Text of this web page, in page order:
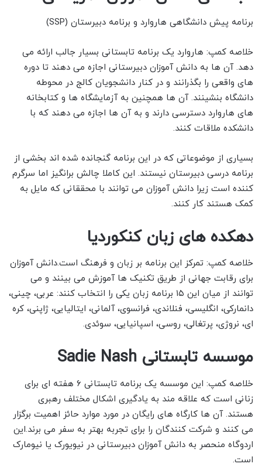
برنامه پیش دانشگاهی هاروارد و برنامه دبیرستان (SSP)
خلاصه کمپ: هاروارد یک برنامه تابستانی بسیار جالب ارائه می
دهد. آن ها به دانش آموزان دبیرستانی اجازه می دهند تا دوره
های واقعی را بگذرانند و در کنار دانشجویان کالج در محوطه
دانشگاه بنشینند. آن ها همچنین به آزمایشگاه ها و کتابخانه
های هاروارد دسترسی دارند و به آن ها اجازه می دهند که با
دانشکده ملاقات کنند.
بسیاری از موضوعاتی که در این برنامه گنجانده شده اند بخشی از
برنامه درسی دبیرستان نیستند. این کاملا چالش برانگیز اما سرگرم
کننده است زیرا دانش آموزان می توانند با محققانی که مایل به
کمک هستند کار کنند.
دهکده های زبان کنکوردیا
خلاصه کمپ: تمرکز این برنامه بر زبان و فرهنگ است.دانش آموزان
برای رقابت جهانی از طریق تکنیک ها آموزش می بینند و می
توانند از میان این ۱۵ برنامه زبان یکی را انتخاب کنند: عربی، چینی،
دانمارکی، انگلیسی، فنلاندی، فرانسوی، آلمانی، ایتالیایی، ژاپنی، کره
ای، نروژی، پرتغالی، روسی، اسپانیایی، سوئدی.
موسسه تابستانی Sadie Nash
خلاصه کمپ: این موسسه یک برنامه تابستانی ۶ هفته ای برای
زنانی است که علاقه مند به یادگیری اشکال مختلف رهبری
هستند. آن ها کارگاه های رایگان در مورد موارد حائز اهمیت برگزار
می کنند و شرکت کنندگان را برای تجربه بهتر به سفر می برند.این
اردوگاه منحصر به دانش آموزان دبیرستانی در نیویورک یا نیومارک
است.